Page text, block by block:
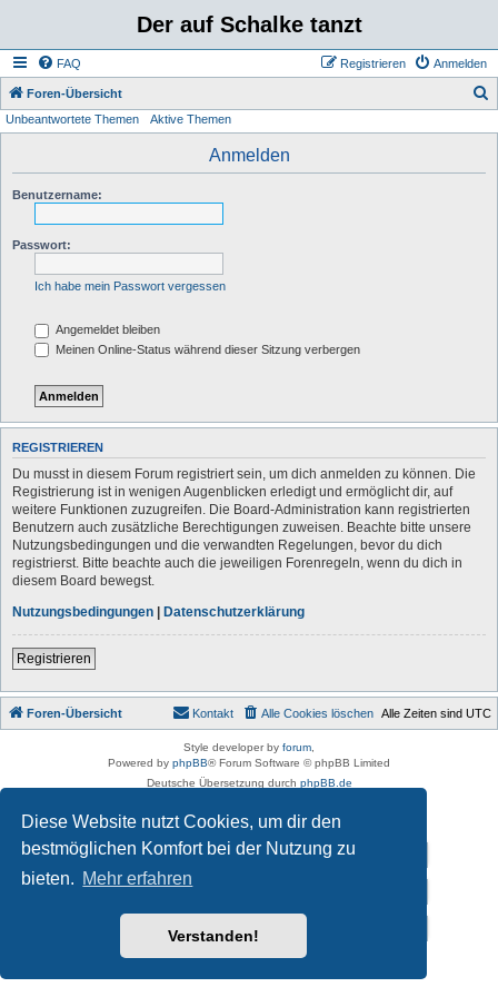
Diese Website nutzt Cookies, um dir den
bestmöglichen Komfort bei der Nutzung zu
bieten. Mehr erfahren
Verstanden!
Der auf Schalke tanzt
FAQ Anmelden
Registrieren
Foren-Übersicht
Unbeantwortete Themen Aktive Themen
Anmelden
Benutzername:
Passwort:
Ich habe mein Passwort vergessen
Angemeldet bleiben
Meinen Online-Status während dieser Sitzung verbergen
REGISTRIEREN
Du musst in diesem Forum registriert sein, um dich anmelden zu können. Die
Registrierung ist in wenigen Augenblicken erledigt und ermöglicht dir, auf
weitere Funktionen zuzugreifen. Die Board-Administration kann registrierten
Benutzern auch zusätzliche Berechtigungen zuweisen. Beachte bitte unsere
Nutzungsbedingungen und die verwandten Regelungen, bevor du dich
registrierst. Bitte beachte auch die jeweiligen Forenregeln, wenn du dich in
diesem Board bewegst.
Nutzungsbedingungen | Datenschutzerklärung
Registrieren
Foren-Übersicht Alle Zeiten sind UTC
Alle Cookies löschen
Kontakt
Style developer by forum
Powered by phpBB® Forum Software © phpBB Limited
Deutsche Übersetzung durch phpBB.de
Impressum
Vereins-Homepage von „Der auf Schalke tanzt e.V.”